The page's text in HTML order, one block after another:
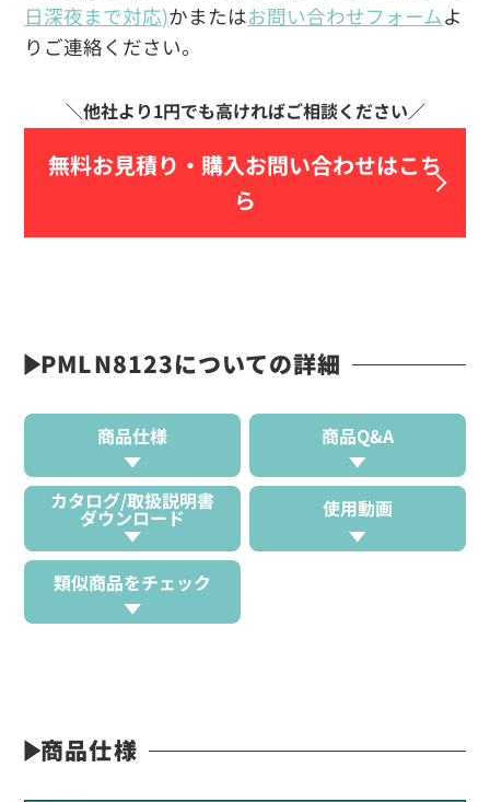
日深夜まで対応)かまたはお問い合わせフォームよ
りご連絡ください。
無料お見積り・ 購入お問い合わせはこち
ら
PMLN8123についての詳細
商品仕様 商品Q&A
カタログ/取扱説明書
ダウンロード 使用動画
類似商品をチェック
商品仕様